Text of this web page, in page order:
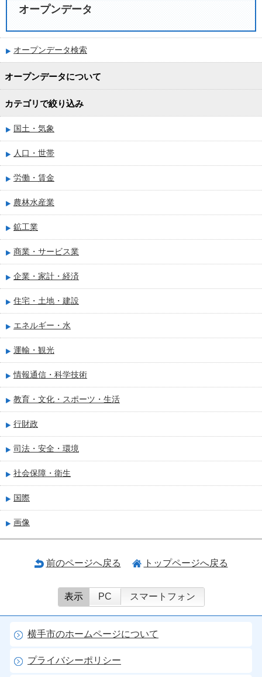
オープンデータ
オープンデータ検索
オープンデータについて
カテゴリで絞り込み
国土・気象
人口・世帯
労働・賃金
農林水産業
鉱工業
商業・サービス業
企業・家計・経済
住宅・土地・建設
エネルギー・水
運輸・観光
情報通信・科学技術
教育・文化・スポーツ・生活
行財政
司法・安全・環境
社会保障・衛生
国際
画像
前のページへ戻る トップページへ戻る
表示 PC スマートフォン
横手市のホームページについて
プライバシーポリシー